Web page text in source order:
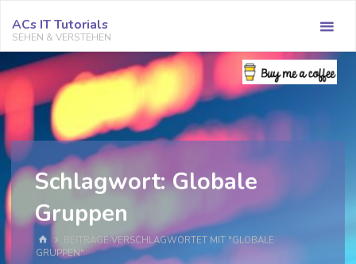
Inhalt
springen
ACs IT Tutorials
SEHEN & VERSTEHEN
Schlagwort:Globale
Gruppen
STARTBEITRÄGE VERSCHLAGWORTET MIT "GLOBALE
GRUPPEN"